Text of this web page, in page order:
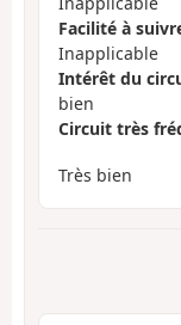
Facilité à
Inapplicable
Intérêt du
bien
Circuit très
Très bien